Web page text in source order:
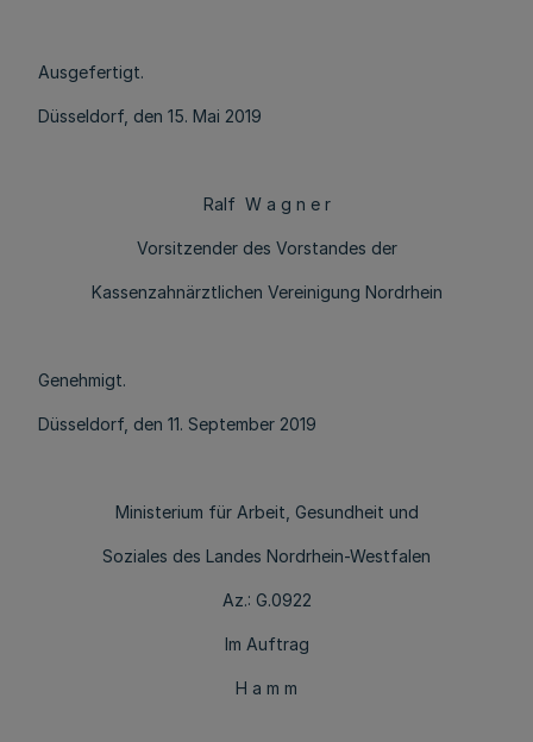
Ausgefertigt.
Düsseldorf, den 15. Mai 2019
Ralf W a g n e r
Vorsitzender des Vorstandes der
Kassenzahnärztlichen Vereinigung Nordrhein
Genehmigt.
Düsseldorf, den 11. September 2019
Ministerium für Arbeit, Gesundheit und
Soziales des Landes Nordrhein-Westfalen
Az.: G.0922
Im Auftrag
H a m m